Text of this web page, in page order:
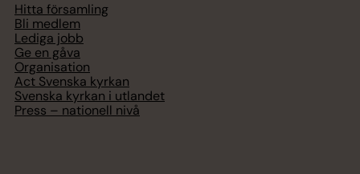
Hitta församling
Bli medlem
Lediga jobb
Ge en gåva
Organisation
Act Svenska kyrkan
Svenska kyrkan i utlandet
Press – nationell nivå